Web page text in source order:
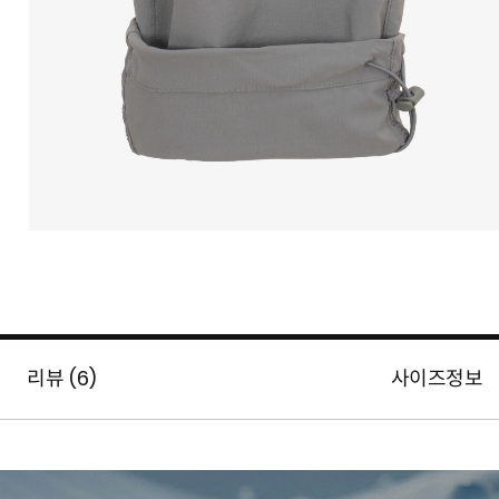
리뷰 (6) 사이즈정보